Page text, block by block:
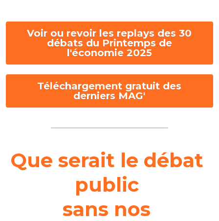
Voir ou revoir les replays des 30
débats du Printemps de
l'économie 2025
Téléchargement gratuit des
derniers MAG'
Que serait le débat
public
sans nos